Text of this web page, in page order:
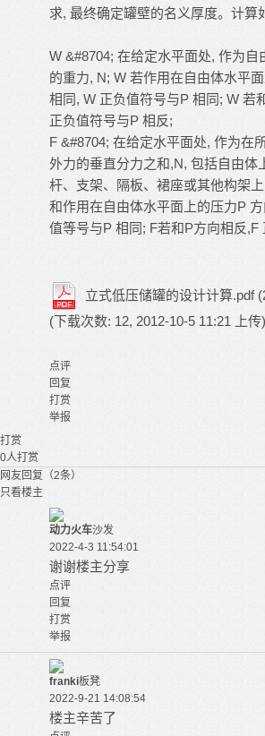
求, 最终确定罐壁的名义厚度。计算
W &#8704; 在给定水平面处, 作为自
的重力, N; W 若作用在自由体水平
相同, W 正负值符号与P 相同; W 若
正负值符号与P 相反;
F &#8704; 在给定水平面处, 作为在
外力的垂直分力之和,N, 包括自由体
杆、支架、隔板、裙座或其他构架
和作用在自由体水平面上的压力P
值等号与P 相同; F若和P方向相反,F
立式低压储罐的设计计算.pdf
(下载次数: 12, 2012-10-5 11:21 上传)
点评
回复
打赏
举报
打赏
0人打赏
网友回复（2条）
只看楼主
动力火车沙发
2022-4-3 11:54:01
谢谢楼主分享
点评
回复
打赏
举报
franki板凳
2022-9-21 14:08:54
楼主辛苦了